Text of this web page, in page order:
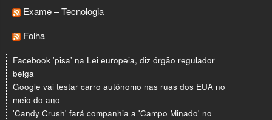
Exame – Tecnologia
Folha
Facebook 'pisa' na Lei europeia, diz órgão regulador
belga
Google vai testar carro autônomo nas ruas dos EUA no
meio do ano
'Candy Crush' fará companhia a 'Campo Minado' no